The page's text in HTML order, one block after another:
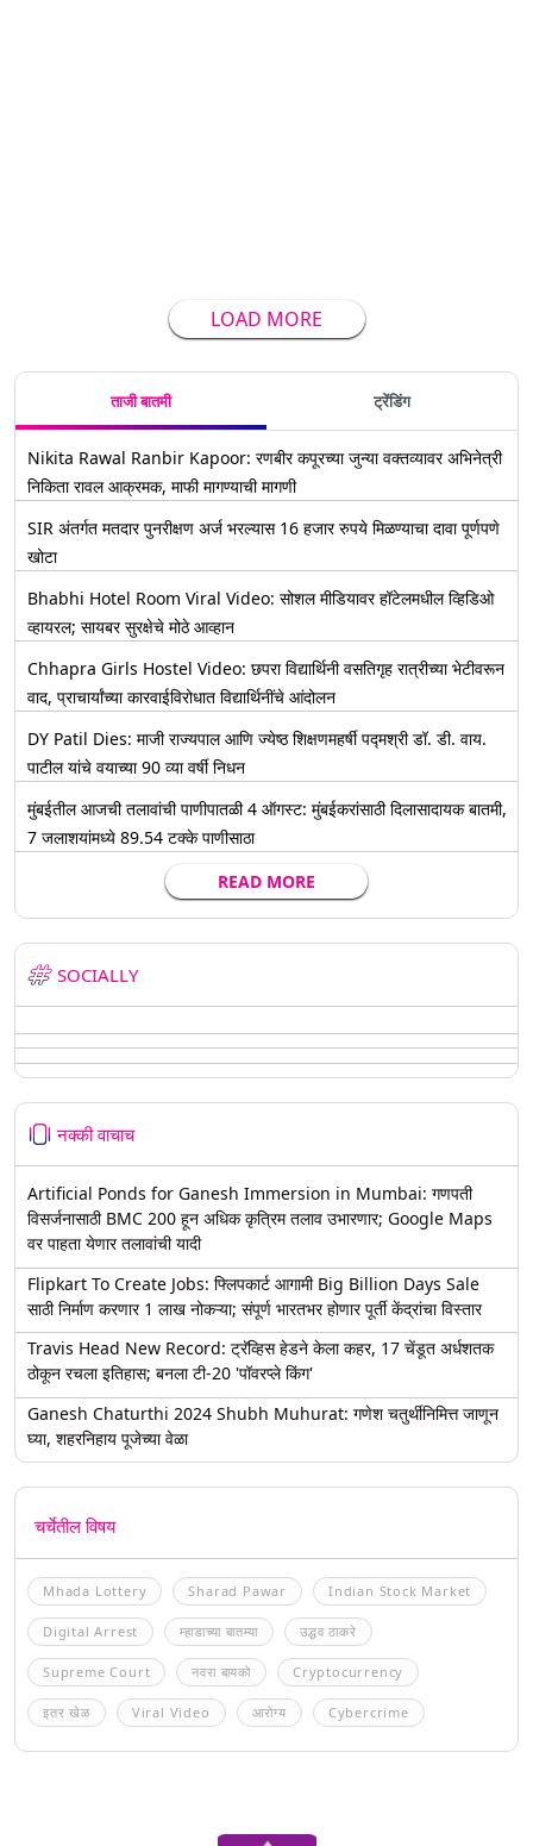
LOAD MORE
ताजी बातमी ट्रेंडिंग
Nikita Rawal Ranbir Kapoor: रणबीर कपूरच्या जुन्या वक्तव्यावर अभिनेत्री
निकिता रावल आक्रमक, माफी मागण्याची मागणी
SIR अंतर्गत मतदार पुनरीक्षण अर्ज भरल्यास 16 हजार रुपये मिळण्याचा दावा पूर्णपणे
खोटा
Bhabhi Hotel Room Viral Video: सोशल मीडियावर हॉटेलमधील व्हिडिओ
व्हायरल; सायबर सुरक्षेचे मोठे आव्हान
Chhapra Girls Hostel Video: छपरा विद्यार्थिनी वसतिगृह रात्रीच्या भेटीवरून
वाद, प्राचार्यांच्या कारवाईविरोधात विद्यार्थिनींचे आंदोलन
DY Patil Dies: माजी राज्यपाल आणि ज्येष्ठ शिक्षणमहर्षी पद्मश्री डॉ. डी. वाय.
पाटील यांचे वयाच्या 90 व्या वर्षी निधन
मुंबईतील आजची तलावांची पाणीपातळी 4 ऑगस्ट: मुंबईकरांसाठी दिलासादायक बातमी,
7 जलाशयांमध्ये 89.54 टक्के पाणीसाठा
READ MORE
SOCIALLY
नक्की वाचाच
Artificial Ponds for Ganesh Immersion in Mumbai: गणपती
विसर्जनासाठी BMC 200 हून अधिक कृत्रिम तलाव उभारणार; Google Maps
वर पाहता येणार तलावांची यादी
Flipkart To Create Jobs: फ्लिपकार्ट आगामी Big Billion Days Sale
साठी निर्माण करणार 1 लाख नोकऱ्या; संपूर्ण भारतभर होणार पूर्ती केंद्रांचा विस्तार
Travis Head New Record: ट्रॅव्हिस हेडने केला कहर, 17 चेंडूत अर्धशतक
ठोकून रचला इतिहास; बनला टी-20 'पॉवरप्ले किंग'
Ganesh Chaturthi 2024 Shubh Muhurat: गणेश चतुर्थीनिमित्त जाणून
घ्या, शहरनिहाय पूजेच्या वेळा
चर्चेतील विषय
Mhada Lottery Sharad Pawar Indian Stock Market
Digital Arrest म्हाडाच्या बातम्या उद्धव ठाकरे
Supreme Court नवरा बायको Cryptocurrency
इतर खेळ Viral Video आरोग्य Cybercrime